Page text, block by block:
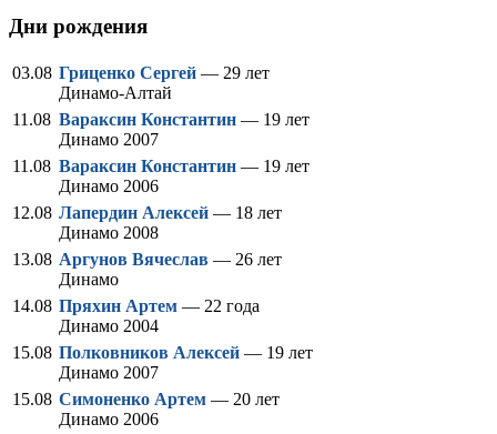
Дни рождения
03.08 Гриценко Сергей — 29 лет
Динамо-Алтай
11.08 Вараксин Константин — 19 лет
Динамо 2007
11.08 Вараксин Константин — 19 лет
Динамо 2006
12.08 Лапердин Алексей — 18 лет
Динамо 2008
13.08 Аргунов Вячеслав — 26 лет
Динамо
14.08 Пряхин Артем — 22 года
Динамо 2004
15.08 Полковников Алексей — 19 лет
Динамо 2007
15.08 Симоненко Артем — 20 лет
Динамо 2006